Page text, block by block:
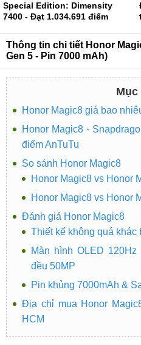
Special Edition: Dimensity
7400 - Đạt 1.034.691 điểm
Thông tin chi tiết Honor
Gen 5 - Pin 7000 mAh)
Mục
Honor Magic8 giá bao
Honor Magic8 -
điểm AnTuTu
So sánh Honor Magic8
Honor Magic8 vs Honor
Honor Magic8 vs Honor
Đánh giá Honor Magic8
Thiết kế không quá khác
Màn hình OLED
đều 50MP
Pin khủng 7000mAh &
Địa chỉ mua Honor
HCM